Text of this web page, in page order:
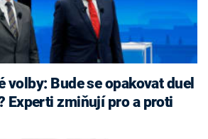
Experti zmiňují pro a proti